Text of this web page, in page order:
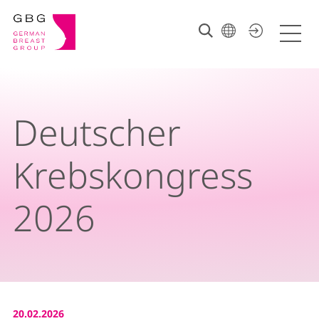
Deutscher
Krebskongress
2026
20.02.2026